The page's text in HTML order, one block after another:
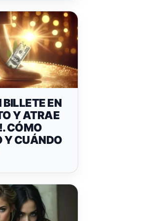
BILLETE EN
Y ATRAE
CÓMO
Y CUÁNDO